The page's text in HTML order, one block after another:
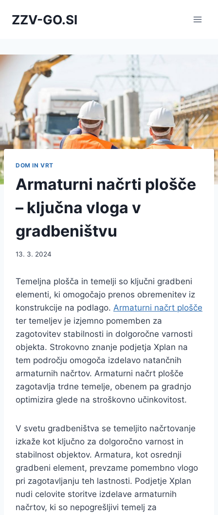
ZZV-GO.SI
DOM IN VRT
Armaturni načrti plošče
– ključna vloga v
gradbeništvu
13. 3. 2024
Temeljna plošča in temelji so ključni gradbeni
elementi, ki omogočajo prenos obremenitev iz
konstrukcije na podlago. Armaturni načrt plošče
ter temeljev je izjemno pomemben za
zagotovitev stabilnosti in dolgoročne varnosti
objekta. Strokovno znanje podjetja Xplan na
tem področju omogoča izdelavo natančnih
armaturnih načrtov. Armaturni načrt plošče
zagotavlja trdne temelje, obenem pa gradnjo
optimizira glede na stroškovno učinkovitost.
V svetu gradbeništva se temeljito načrtovanje
izkaže kot ključno za dolgoročno varnost in
stabilnost objektov. Armatura, kot osrednji
gradbeni element, prevzame pomembno vlogo
pri zagotavljanju teh lastnosti. Podjetje Xplan
nudi celovite storitve izdelave armaturnih
načrtov, ki so nepogrešljivi temelj za